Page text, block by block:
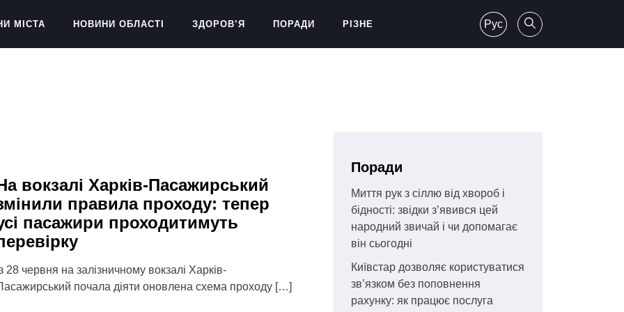
МІСТА НОВИНИ ОБЛАСТІ ЗДОРОВ’Я ПОРАДИ РІЗНЕ Рус
вокзалі Харків-Пасажирський
правила проходу: тепер
пасажири проходитимуть
28 червня на залізничному вокзалі Харків-
почала діяти оновлена схема проходу […]
Поради
Миття рук з сіллю від хвороб і
бідності: звідки з’явився цей
народний звичай і чи допомагає
він сьогодні
Київстар дозволяє користуватися
зв’язком без поповнення
рахунку: як працює послуга